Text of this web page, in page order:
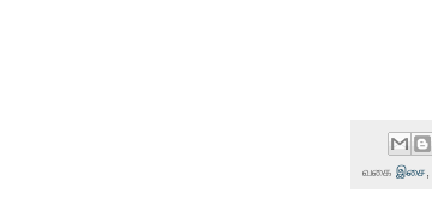
வகை இசை,